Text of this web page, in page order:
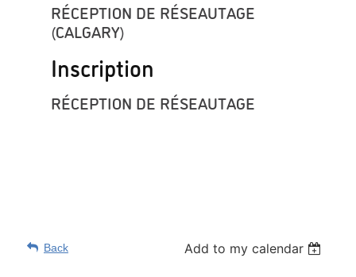
RÉCEPTION DE RÉSEAUTAGE
(CALGARY)
Inscription
RÉCEPTION DE RÉSEAUTAGE